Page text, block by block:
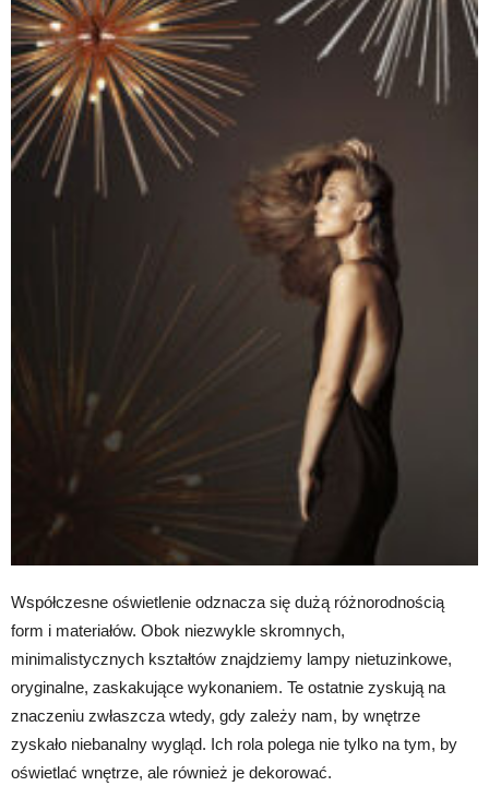
Współczesne oświetlenie odznacza się dużą różnorodnością
form i materiałów. Obok niezwykle skromnych,
minimalistycznych kształtów znajdziemy lampy nietuzinkowe,
oryginalne, zaskakujące wykonaniem. Te ostatnie zyskują na
znaczeniu zwłaszcza wtedy, gdy zależy nam, by wnętrze
zyskało niebanalny wygląd. Ich rola polega nie tylko na tym, by
oświetlać wnętrze, ale również je dekorować.